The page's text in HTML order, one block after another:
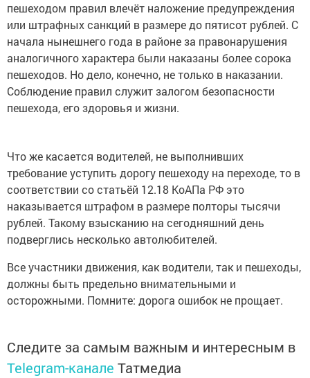
пешеходом правил влечёт наложение предупреждения
или штрафных санкций в размере до пятисот рублей. С
начала нынешнего года в районе за правонарушения
аналогичного характера были наказаны более сорока
пешеходов. Но дело, конечно, не только в наказании.
Соблюдение правил служит залогом безопасности
пешехода, его здоровья и жизни.
Что же касается водителей, не выполнивших
требование уступить дорогу пешеходу на переходе, то в
соответствии со статьёй 12.18 КоАПа РФ это
наказывается штрафом в размере полторы тысячи
рублей. Такому взысканию на сегодняшний день
подверглись несколько автолюбителей.
Все участники движения, как водители, так и пешеходы,
должны быть предельно внимательными и
осторожными. Помните: дорога ошибок не прощает.
Следите за самым важным и интересным в
Telegram-канале Татмедиа